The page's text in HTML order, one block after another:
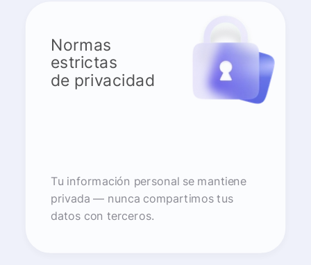
Normas
estrictas
de privacidad
Tu información personal se mantiene
privada — nunca compartimos tus
datos con terceros.